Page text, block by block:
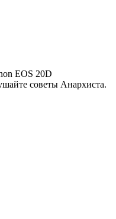
EOS 20D
советы Анархиста.